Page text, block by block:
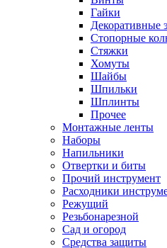
Гайки
Декоративные
Стопорные
Стяжки
Хомуты
Шайбы
Шпильки
Шплинты
Прочее
Монтажные ленты
Наборы
Напильники
Отвертки и биты
Прочий инструмент
Расходники
Режущий
Резьбонарезной
Сад и огород
Средства защиты